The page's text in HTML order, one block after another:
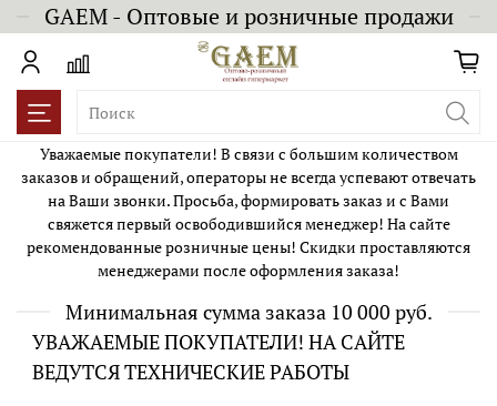
GAEM - Оптовые и розничные продажи
Уважаемые покупатели! В связи с большим количеством
заказов и обращений, операторы не всегда успевают отвечать
на Ваши звонки. Просьба, формировать заказ и с Вами
свяжется первый освободившийся менеджер! На сайте
рекомендованные розничные цены! Скидки проставляются
менеджерами после оформления заказа!
Минимальная сумма заказа 10 000 руб.
УВАЖАЕМЫЕ ПОКУПАТЕЛИ! НА САЙТЕ
ВЕДУТСЯ ТЕХНИЧЕСКИЕ РАБОТЫ